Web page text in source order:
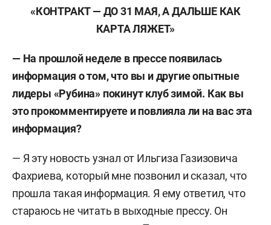
«КОНТРАКТ — ДО 31 МАЯ, А ДАЛЬШЕ КАК
КАРТА ЛЯЖЕТ»
— На прошлой неделе в прессе появилась
информация о том, что вы и другие опытные
лидеры «Рубина» покинут клуб зимой. Как вы
это прокомментируете и повлияла ли на вас эта
информация?
— Я эту новость узнал от Ильгиза Газизовича
Фахриева, который мне позвонил и сказал, что
прошла такая информация. Я ему ответил, что
стараюсь не читать в выходные прессу. Он